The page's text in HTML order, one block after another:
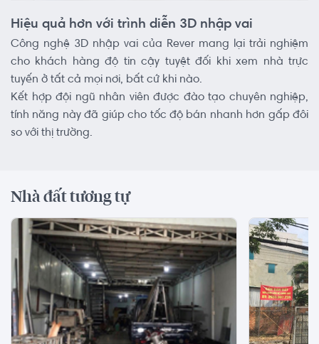
Hiệu quả hơn với trình diễn 3D nhập vai
Công nghệ 3D nhập vai của Rever mang lại trải nghiệm
cho khách hàng độ tin cậy tuyệt đối khi xem nhà trực
tuyến ở tất cả mọi nơi, bất cứ khi nào.
Kết hợp đội ngũ nhân viên được đào tạo chuyên nghiệp,
tính năng này đã giúp cho tốc độ bán nhanh hơn gấp đôi
so với thị trường.
Nhà đất tương tự